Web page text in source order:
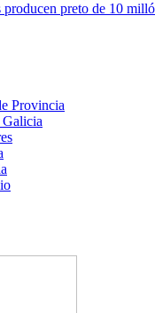
preto de 10